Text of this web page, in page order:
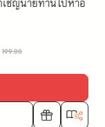
199.00